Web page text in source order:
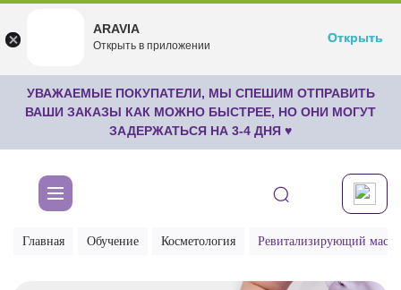
undefined
Бесплатноru.aravia.new
Открыть
УВАЖАЕМЫЕ ПОКУПАТЕЛИ, МЫ СПЕШИМ ОТПРАВИТЬ
ВАШИ ЗАКАЗЫ КАК МОЖНО БЫСТРЕЕ, НО ОНИ МОГУТ
ЗАДЕРЖАТЬСЯ НА 3-4 ДНЯ ♥
Главная Обучение Косметология Ревитализирующий
ARAVIA
Открыть в приложении
Открыть